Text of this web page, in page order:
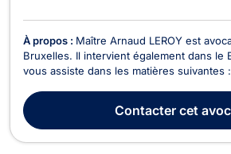
À propos : Maître Arnaud LEROY est
Bruxelles. Il intervient également dans le
vous assiste dans les matières suivantes
fiscal belge et international. Entre autres :
revenus mobiliers.Impôt des sociétés.Fi...
Contactercet